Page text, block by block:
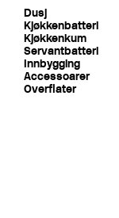
Dusj
Kjøkkenbatteri
Kjøkkenkum
Servantbatteri
Innbygging
Accessoarer
Overflater